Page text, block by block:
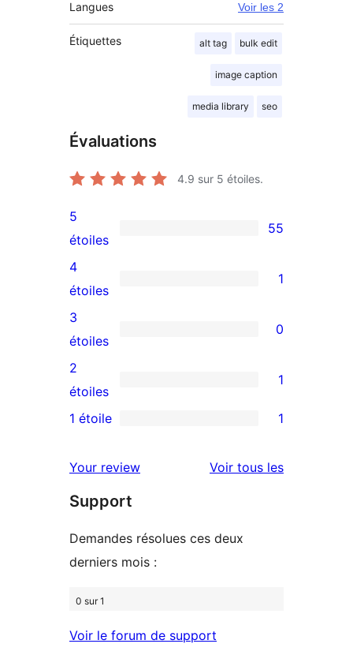
Langues Voir les 2
Étiquettes alt tag bulk edit
image caption
media library seo
Évaluations
4.9 sur 5 étoiles.
55
avis
à
5
étoiles
5
étoiles
55
1
avis
à
4
étoile
4
étoiles
1
0
avis
à
3
3
étoiles
0
1
avis
2
2
étoiles
1
à
1
1 étoile 1
Your review Voir tous lesavis
Support
Demandes résolues ces deux
derniers mois :
0 sur 1
Voir le forum de support